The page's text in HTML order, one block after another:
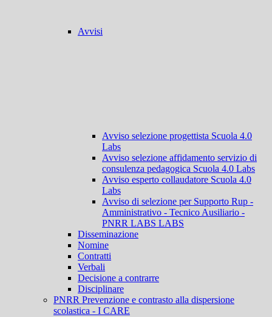
Avvisi
Avviso selezione progettista Scuola 4.0
Labs
Avviso selezione affidamento servizio di
consulenza pedagogica Scuola 4.0 Labs
Avviso esperto collaudatore Scuola 4.0
Labs
Avviso di selezione per Supporto Rup -
Amministrativo - Tecnico Ausiliario -
PNRR LABS LABS
Disseminazione
Nomine
Contratti
Verbali
Decisione a contrarre
Disciplinare
PNRR Prevenzione e contrasto alla dispersione
scolastica - I CARE